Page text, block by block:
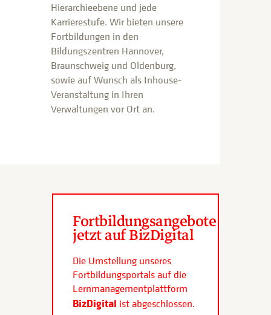
Hierarchieebene und jede
Karrierestufe. Wir bieten unsere
Fortbildungen in den
Bildungszentren Hannover,
Braunschweig und Oldenburg,
sowie auf Wunsch als Inhouse-
Veranstaltung in Ihren
Verwaltungen vor Ort an.
Fortbildungsangebote
jetzt auf BizDigital
Die Umstellung unseres
Fortbildungsportals auf die
Lernmanagementplattform
BizDigital ist abgeschlossen.